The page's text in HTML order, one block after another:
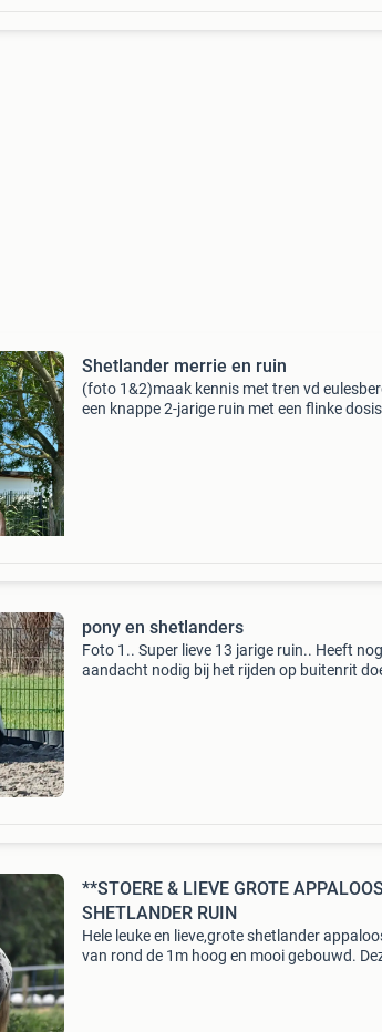
Shetlander merrie en ruin
(foto 1&2)maak kennis met tren vd
een knappe 2-jarige ruin met een flinke dosis
pony en shetlanders
Foto 1.. Super lieve 13 jarige ruin.. Heeft
aandacht nodig bij het rijden op buitenrit
**STOERE & LIEVE GROTE APPALOOSA
SHETLANDER RUIN
Hele leuke en lieve,grote shetlander
van rond de 1m hoog en mooi gebouwd.